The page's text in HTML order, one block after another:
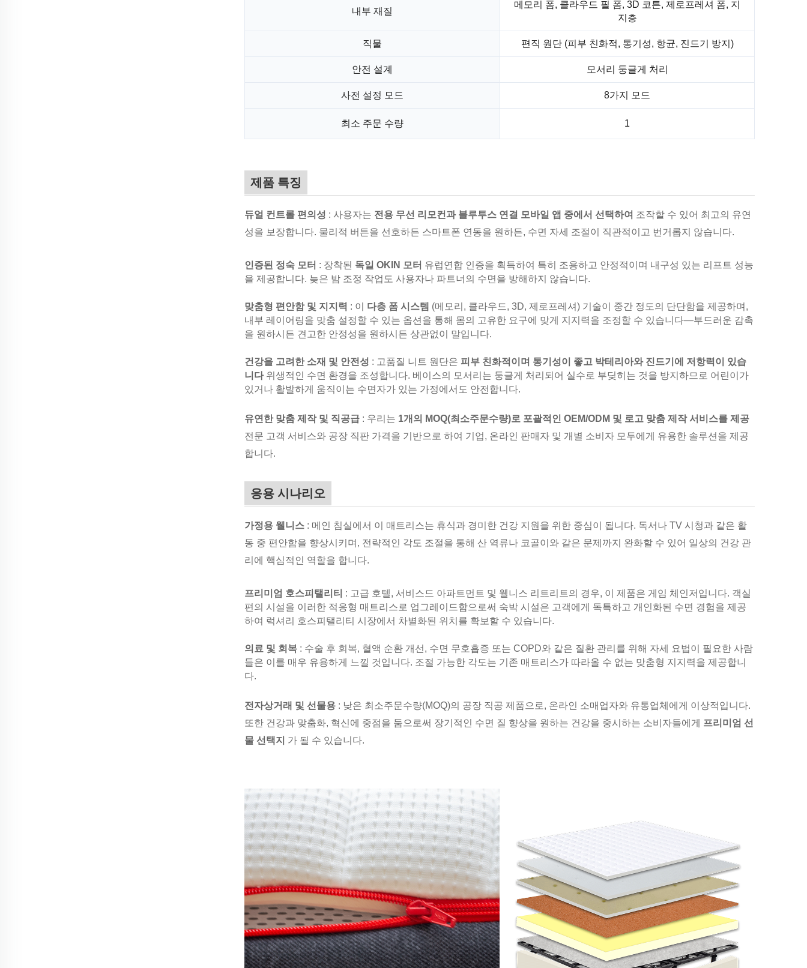
내부 재질
메모리 폼, 클라우드 필 폼, 3D 코튼, 제로프레셔 폼, 지
지층
직물 편직 원단 (피부 친화적, 통기성, 항균, 진드기 방지)
안전 설계 모서리 둥글게 처리
사전 설정 모드 8가지 모드
최소 주문 수량 1
제품 특징
듀얼 컨트롤 편의성 : 사용자는 전용 무선 리모컨과 블루투스 연결 모바일 앱 중에서 선택하여 조작할 수 있어 최고의 유연
성을 보장합니다. 물리적 버튼을 선호하든 스마트폰 연동을 원하든, 수면 자세 조절이 직관적이고 번거롭지 않습니다.
인증된 정숙 모터 : 장착된 독일 OKIN 모터 유럽연합 인증을 획득하여 특히 조용하고 안정적이며 내구성 있는 리프트 성능
을 제공합니다. 늦은 밤 조정 작업도 사용자나 파트너의 수면을 방해하지 않습니다.
맞춤형 편안함 및 지지력 : 이 다층 폼 시스템 (메모리, 클라우드, 3D, 제로프레셔) 기술이 중간 정도의 단단함을 제공하며,
내부 레이어링을 맞춤 설정할 수 있는 옵션을 통해 몸의 고유한 요구에 맞게 지지력을 조정할 수 있습니다—부드러운 감촉
을 원하시든 견고한 안정성을 원하시든 상관없이 말입니다.
건강을 고려한 소재 및 안전성 : 고품질 니트 원단은 피부 친화적이며 통기성이 좋고 박테리아와 진드기에 저항력이 있습
니다 위생적인 수면 환경을 조성합니다. 베이스의 모서리는 둥글게 처리되어 실수로 부딪히는 것을 방지하므로 어린이가
있거나 활발하게 움직이는 수면자가 있는 가정에서도 안전합니다.
유연한 맞춤 제작 및 직공급 : 우리는 1개의 MOQ(최소주문수량)로 포괄적인 OEM/ODM 및 로고 맞춤 제작 서비스를 제공
전문 고객 서비스와 공장 직판 가격을 기반으로 하여 기업, 온라인 판매자 및 개별 소비자 모두에게 유용한 솔루션을 제공
합니다.
응용 시나리오
가정용 웰니스 : 메인 침실에서 이 매트리스는 휴식과 경미한 건강 지원을 위한 중심이 됩니다. 독서나 TV 시청과 같은 활
동 중 편안함을 향상시키며, 전략적인 각도 조절을 통해 산 역류나 코골이와 같은 문제까지 완화할 수 있어 일상의 건강 관
리에 핵심적인 역할을 합니다.
프리미엄 호스피탤리티 : 고급 호텔, 서비스드 아파트먼트 및 웰니스 리트리트의 경우, 이 제품은 게임 체인저입니다. 객실
편의 시설을 이러한 적응형 매트리스로 업그레이드함으로써 숙박 시설은 고객에게 독특하고 개인화된 수면 경험을 제공
하여 럭셔리 호스피탤리티 시장에서 차별화된 위치를 확보할 수 있습니다.
의료 및 회복 : 수술 후 회복, 혈액 순환 개선, 수면 무호흡증 또는 COPD와 같은 질환 관리를 위해 자세 요법이 필요한 사람
들은 이를 매우 유용하게 느낄 것입니다. 조절 가능한 각도는 기존 매트리스가 따라올 수 없는 맞춤형 지지력을 제공합니
다.
전자상거래 및 선물용 : 낮은 최소주문수량(MOQ)의 공장 직공 제품으로, 온라인 소매업자와 유통업체에게 이상적입니다.
또한 건강과 맞춤화, 혁신에 중점을 둠으로써 장기적인 수면 질 향상을 원하는 건강을 중시하는 소비자들에게 프리미엄 선
물 선택지 가 될 수 있습니다.